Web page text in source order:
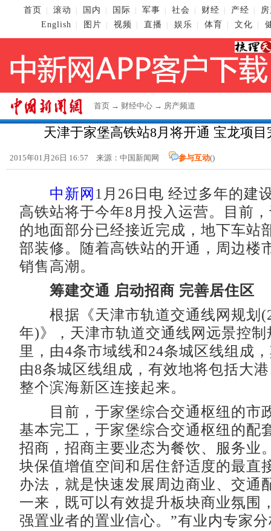
首页 滚动 国内 国际 军事 社会 财经 产经
English
图片 视频 直播 娱乐 体育 文化
首页 → 财经中心 → 房产频道
天津于家堡高铁站8月将开通 宝龙项
2015年01月26日 16:57 来源： 中国新闻网 参与互动()
中新网 1月26日电 经过多年的建
高铁站将于今年8月投入运营。目前
的地面部分已经接近完成，地下车站
部装修。随着高铁站的开通，周边楼
销售高潮。
筹建交通 启动招商 完善居住区
根据《天津市轨道交通线网规划
年)》，天津市轨道交通线网远景控制
里，由4条市域线和24条城区线组成
由8条城区线组成，有效地将包括大
整个滨海新区连接起来。
目前，于家堡综合交通枢纽的市
基本完工，于家堡综合交通枢纽的配
招商，招商主要业态为餐饮、服务业
块保值增值空间和居住舒适度的最直
办法，就是快速发展周边商业、交通
一来，既可以有效提升板块商业氛围
强置业者的置业信心。”有业内专家